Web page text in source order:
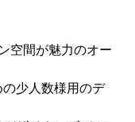
空間が魅力のオー
少人数様用のデ